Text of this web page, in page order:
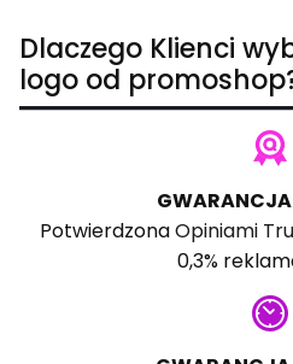
Dlaczego Klienci
logo od
PotwierdzonaOpiniami
0,3%